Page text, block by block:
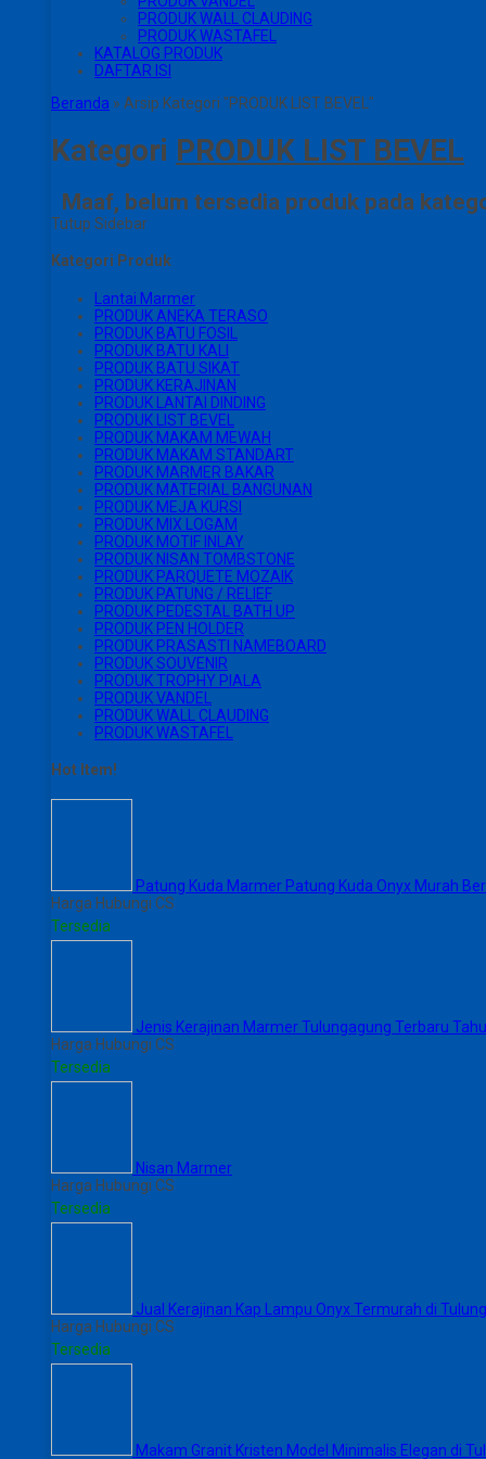
PRODUK WALL CLAUDING
PRODUK WASTAFEL
KATALOG PRODUK
DAFTAR ISI
Beranda » Arsip Kategori "PRODUK LIST BEVEL"
Kategori PRODUK LIST BEVEL
Maaf, belum tersedia produk pada
Tutup Sidebar
Kategori Produk
Lantai Marmer
PRODUK ANEKA TERASO
PRODUK BATU FOSIL
PRODUK BATU KALI
PRODUK BATU SIKAT
PRODUK KERAJINAN
PRODUK LANTAI DINDING
PRODUK LIST BEVEL
PRODUK MAKAM MEWAH
PRODUK MAKAM STANDART
PRODUK MARMER BAKAR
PRODUK MATERIAL BANGUNAN
PRODUK MEJA KURSI
PRODUK MIX LOGAM
PRODUK MOTIF INLAY
PRODUK NISAN TOMBSTONE
PRODUK PARQUETE MOZAIK
PRODUK PATUNG / RELIEF
PRODUK PEDESTAL BATH UP
PRODUK PEN HOLDER
PRODUK PRASASTI NAMEBOARD
PRODUK SOUVENIR
PRODUK TROPHY PIALA
PRODUK VANDEL
PRODUK WALL CLAUDING
PRODUK WASTAFEL
Hot Item!
Patung Kuda Marmer Patung Kuda Onyx Murah
Harga Hubungi CS
Tersedia
Jenis Kerajinan Marmer Tulungagung Terbaru
Harga Hubungi CS
Tersedia
Nisan Marmer
Harga Hubungi CS
Tersedia
Jual Kerajinan Kap Lampu Onyx Termurah di
Harga Hubungi CS
Tersedia
Makam Granit Kristen Model Minimalis Elegan di